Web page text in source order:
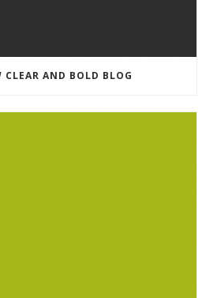
CLEAR AND BOLD BLOG